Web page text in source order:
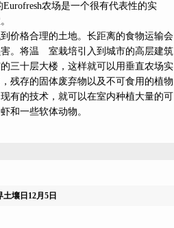
农场是一个很有代表性的实
格合理的土地。长距离的食物运输会
。将温 室栽培引入到城市的高层建筑
三十层大楼，这样就可以用垂直农场实
残存的固体废弃物以及不可食用的植物
有的技术，就可以在室内种植大量的可
和一些软体动物。
土壤日12月5日